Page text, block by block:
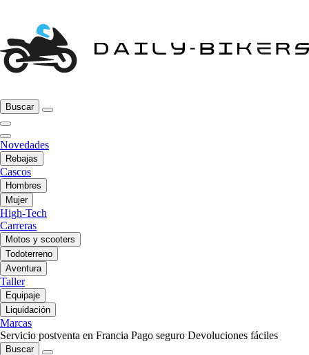
Buscar
Novedades
Rebajas
Cascos
Hombres
Mujer
High-Tech
Carreras
Motos y scooters
Todoterreno
Aventura
Taller
Equipaje
Liquidación
Marcas
Servicio postventa en Francia Pago seguro Devoluciones fáciles
Buscar